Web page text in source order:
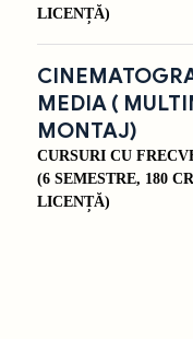
LICENȚĂ)
MEDIA (
MONTAJ)
CURSURI CU
(6 SEMESTRE, 180
LICENȚĂ)